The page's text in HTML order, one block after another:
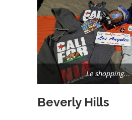
Le shopping…
Beverly Hills